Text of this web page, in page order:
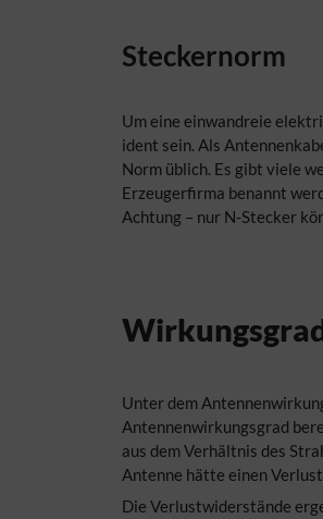
Steckernorm
Um eine einwandreie
ident sein. Als
Norm üblich. Es gibt viele
Erzeugerfirma benannt
Achtung – nur N-Stecker
Unter dem
Antennenwirkungsgrad
aus dem Verhältnis des
Antenne hätte einen
Die Verlustwiderstände